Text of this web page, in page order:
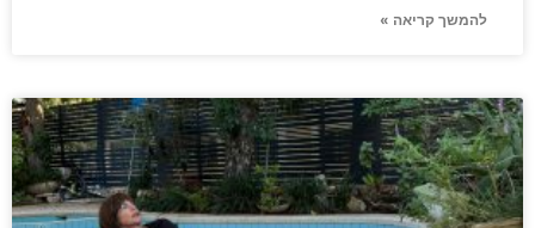
להמשך קריאה »